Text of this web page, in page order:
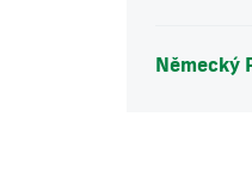
Německý